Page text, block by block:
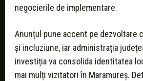
negocierile de implementare.
Anunțul pune accent pe dezvoltare
și incluziune, iar administrația
investiția va consolida identitatea
mai mulți vizitatori în Maramureș.